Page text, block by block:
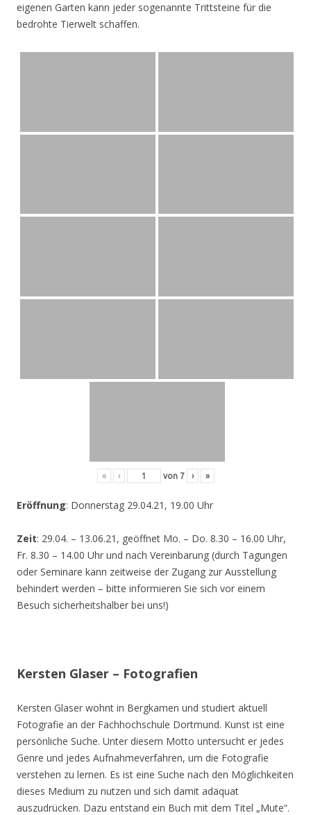
eigenen Garten kann jeder sogenannte Trittsteine für die
bedrohte Tierwelt schaffen.
« ‹ von 7 › »
Eröffnung: Donnerstag 29.04.21, 19.00 Uhr
Zeit: 29.04. – 13.06.21, geöffnet Mo. – Do. 8.30 – 16.00 Uhr,
Fr. 8.30 – 14.00 Uhr und nach Vereinbarung (durch Tagungen
oder Seminare kann zeitweise der Zugang zur Ausstellung
behindert werden – bitte informieren Sie sich vor einem
Besuch sicherheitshalber bei uns!)
Kersten Glaser – Fotografien
Kersten Glaser wohnt in Bergkamen und studiert aktuell
Fotografie an der Fachhochschule Dortmund. Kunst ist eine
persönliche Suche. Unter diesem Motto untersucht er jedes
Genre und jedes Aufnahmeverfahren, um die Fotografie
verstehen zu lernen. Es ist eine Suche nach den Möglichkeiten
dieses Medium zu nutzen und sich damit adäquat
auszudrücken. Dazu entstand ein Buch mit dem Titel „Mute“.